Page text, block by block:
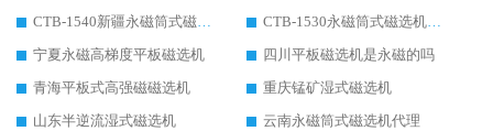
CTB-1540新疆永磁筒式磁选机
CTB-1530永磁筒式磁选机代理商
宁夏永磁高梯度平板磁选机
四川平板磁选机是永磁的吗
青海平板式高强磁磁选机
重庆锰矿湿式磁选机
山东半逆流湿式磁选机
云南永磁筒式磁选机代理